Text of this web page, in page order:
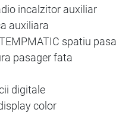
incalzitor auxiliar
auxiliara
spatiu
pasager fata
digitale
color